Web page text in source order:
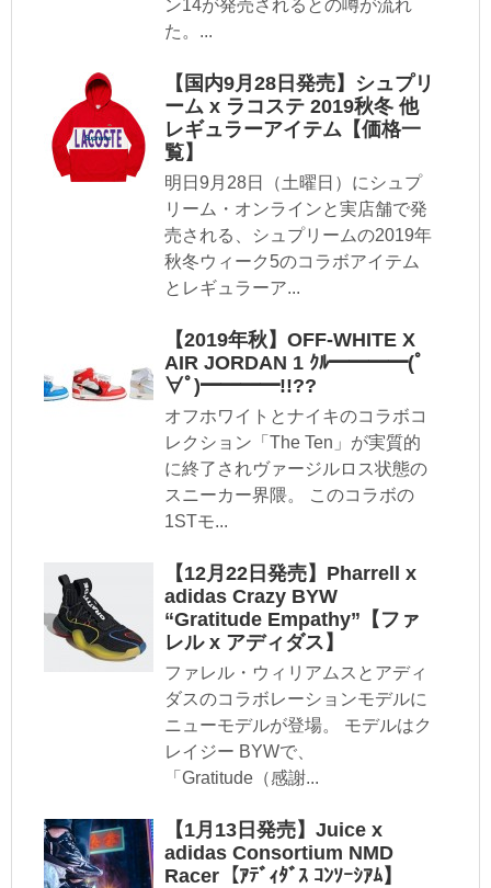
ン14が発売されるとの噂が流れ
た。...
【国内9月28日発売】シュプリ
ーム x ラコステ 2019秋冬 他
レギュラーアイテム【価格一
覧】
明日9月28日（土曜日）にシュプ
リーム・オンラインと実店舗で発
売される、シュプリームの2019年
秋冬ウィーク5のコラボアイテム
とレギュラーア...
【2019年秋】OFF-WHITE X
AIR JORDAN 1 ｸﾙ━━━━(ﾟ
∀ﾟ)━━━━!!??
オフホワイトとナイキのコラボコ
レクション「The Ten」が実質的
に終了されヴァージルロス状態の
スニーカー界隈。 このコラボの
1STモ...
【12月22日発売】Pharrell x
adidas Crazy BYW
“Gratitude Empathy”【ファ
レル x アディダス】
ファレル・ウィリアムスとアディ
ダスのコラボレーションモデルに
ニューモデルが登場。 モデルはク
レイジー BYWで、
「Gratitude（感謝...
【1月13日発売】Juice x
adidas Consortium NMD
Racer【ｱﾃﾞｨﾀﾞｽ ｺﾝｿｰｼｱﾑ】